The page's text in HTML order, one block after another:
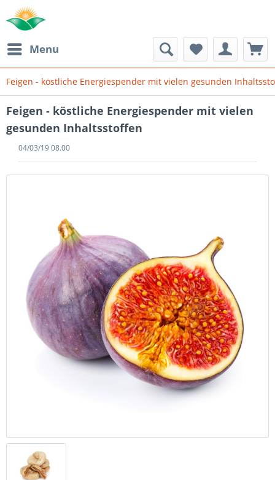
Menu
Feigen - köstliche Energiespender mit vielen gesunden
Feigen - köstliche Energiespender mit vielen
gesunden Inhaltsstoffen
04/03/19 08.00